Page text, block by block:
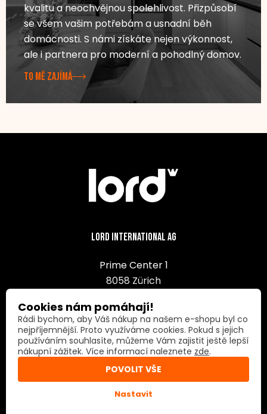
kvalitu a neochvějnou spolehlivost. Přizpůsobí
se všem vašim potřebám a usnadní běh
domácnosti. S námi získáte nejen výkonnost,
ale i partnera pro moderní a pohodlný domov.
TO MĚ ZAJÍMÁ
Lord International AG
Prime Center 1
8058 Zürich
Rychlý kontakt
+420 724 147 096
Cookies nám pomáhají!
Rádi bychom, aby Váš nákup na našem e-shopu byl co
nejpříjemnější. Proto využíváme cookies. Pokud s jejich
používáním souhlasíte, můžeme Vám zajistit ještě lepší
nákupní zážitek. Více informací naleznete zde.
Nastavit
POVOLIT VŠE